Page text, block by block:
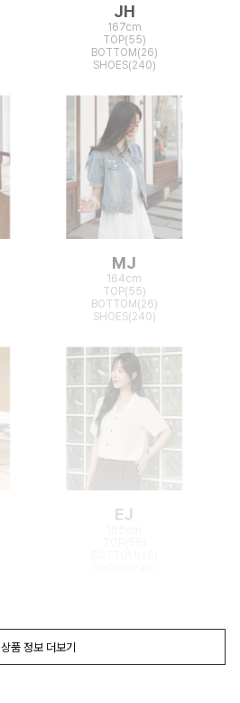
JH
167cm
TOP(55)
BOTTOM(26)
SHOES(240)
MJ
164cm
TOP(55)
BOTTOM(26)
SHOES(240)
EJ
상품 정보 더보기